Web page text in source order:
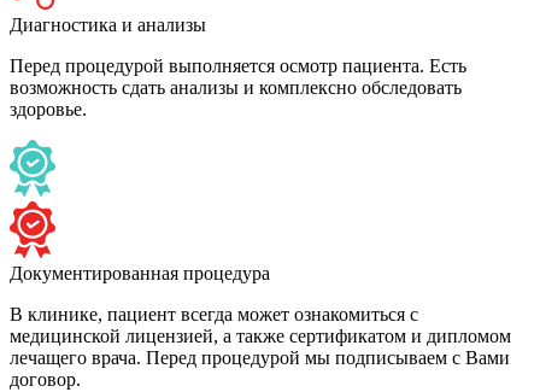
Диагностика и анализы
Перед процедурой выполняется осмотр пациента. Есть
возможность сдать анализы и комплексно обследовать
здоровье.
Документированная процедура
В клинике, пациент всегда может ознакомиться с
медицинской лицензией, а также сертификатом и дипломом
лечащего врача. Перед процедурой мы подписываем с Вами
договор.